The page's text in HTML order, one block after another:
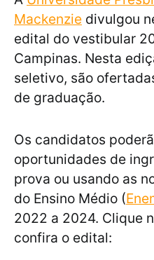
Mackenzie divulgou
edital do vestibular
Campinas. Nesta
seletivo, são
de graduação.
Os candidatos
oportunidades de
prova ou usando as
do Ensino Médio (
2022 a 2024. Clique
confira o edital: